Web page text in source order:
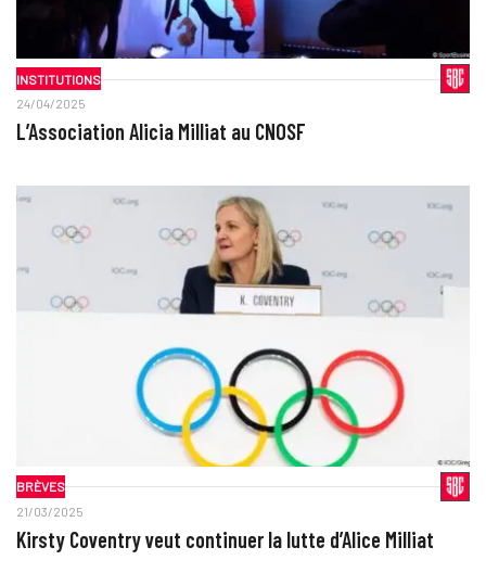
INSTITUTIONS
24/04/2025
L’Association Alicia Milliat au CNOSF
BRÈVES
21/03/2025
Kirsty Coventry veut continuer la lutte d’Alice Milliat